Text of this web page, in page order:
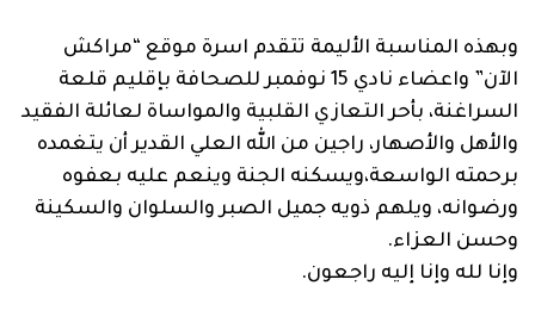
وبهذه المناسبة الأليمة تتقدم اسرة موقع “مراكش
الآن” واعضاء نادي 15 نوفمبر للصحافة بإقليم قلعة
السراغنة، بأحر التعازي القلبية والمواساة لعائلة الفقيد
والأهل والأصهار، راجين من الله العلي القدير أن يتغمده
برحمته الواسعة،ويسكنه الجنة وينعم عليه بعفوه
ورضوانه، ويلهم ذويه جميل الصبر والسلوان والسكينة
وحسن العزاء.
وإنا لله وإنا إليه راجعون.